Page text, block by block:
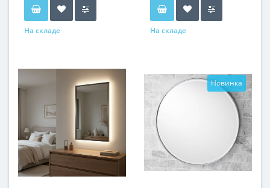
На складе На складе
Новинка